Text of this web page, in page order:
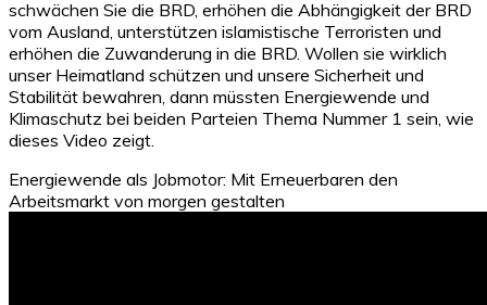
schwächen Sie die BRD, erhöhen die Abhängigkeit der BRD
vom Ausland, unterstützen islamistische Terroristen und
erhöhen die Zuwanderung in die BRD. Wollen sie wirklich
unser Heimatland schützen und unsere Sicherheit und
Stabilität bewahren, dann müssten Energiewende und
Klimaschutz bei beiden Parteien Thema Nummer 1 sein, wie
dieses Video zeigt.
Energiewende als Jobmotor: Mit Erneuerbaren den
Arbeitsmarkt von morgen gestalten